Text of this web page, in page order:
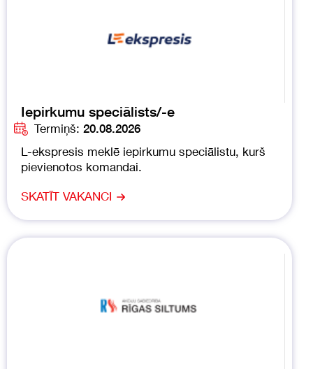
Iepirkumu speciālists/-e
Termiņš: 20.08.2026
L-ekspresis meklē iepirkumu speciālistu, kurš
pievienotos komandai.
SKATĪT VAKANCI